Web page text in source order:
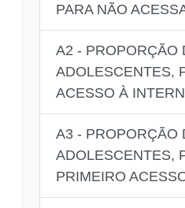
PARA NÃO
A2 - PROPORÇÃO
ADOLESCENTES,
ACESSO À
A3 - PROPORÇÃO
ADOLESCENTES,
PRIMEIRO